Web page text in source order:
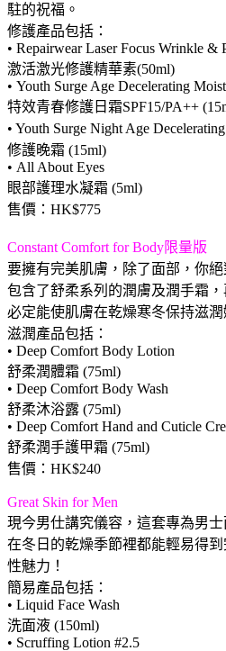
駐的祝福。
修護產品包括：
• Repairwear Laser Focus Wrinkle &
激活激光修護精華素(50ml)
• Youth Surge Age Decelerating
特效青春修護日霜SPF15/PA++
• Youth Surge Night Age
修護晚霜 (15ml)
• All About Eyes
眼部護理水凝霜 (5ml)
售價：HK$775
Constant Comfort for Body限量版
要擁有完美肌膚，除了面部，你
包含了舒柔系列的潤膚及潤手霜
必定能使肌膚在乾燥寒冬保持滋潤
滋潤產品包括：
• Deep Comfort Body Lotion
舒柔潤體霜 (75ml)
• Deep Comfort Body Wash
舒柔沐浴露 (75ml)
• Deep Comfort Hand and Cuticle
舒柔潤手護甲霜 (75ml)
售價：HK$240
Great Skin for Men
現今男仕講究儀容，這套專為男
在冬日的乾燥季節裡都能輕易得
性魅力！
簡易產品包括：
• Liquid Face Wash
洗面液 (150ml)
• Scruffing Lotion #2.5